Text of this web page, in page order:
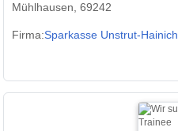
Mühlhausen, 69242
Firma:Sparkasse Unstrut-Hainich